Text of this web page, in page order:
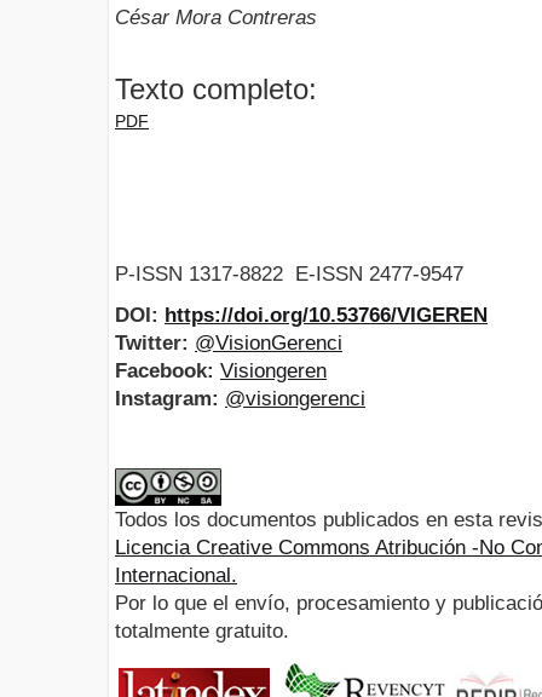
César Mora Contreras
Texto completo:
PDF
P-ISSN 1317-8822 E-ISSN 2477-9547
DOI: https://doi.org/10.53766/VIGEREN
Twitter: @VisionGerenci
Facebook: Visiongeren
Instagram: @visiongerenci
Todos los documentos publicados en esta
Licencia Creative Commons Atribución -No
Internacional.
Por lo que el envío, procesamiento y
totalmente gratuito.